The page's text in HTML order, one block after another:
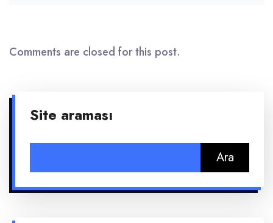
Comments are closed for this post.
Site araması